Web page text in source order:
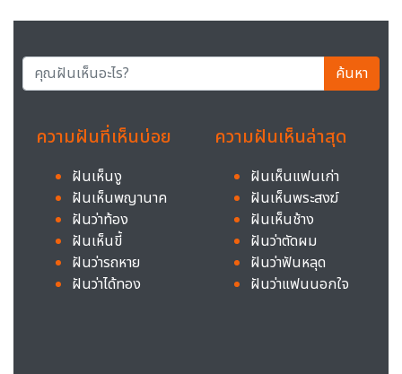
ค้นหา
ความฝันที่เห็นบ่อย
ฝันเห็นงู
ฝันเห็นพญานาค
ฝันว่าท้อง
ฝันเห็นขี้
ฝันว่ารถหาย
ฝันว่าได้ทอง
ความฝันเห็นล่าสุด
ฝันเห็นแฟนเก่า
ฝันเห็นพระสงฆ์
ฝันเห็นช้าง
ฝันว่าตัดผม
ฝันว่าฟันหลุด
ฝันว่าแฟนนอกใจ